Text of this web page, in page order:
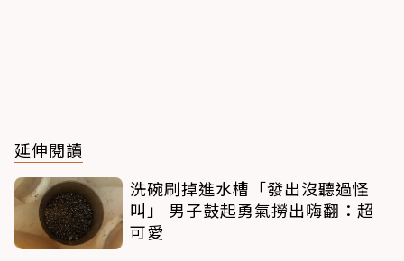
延伸閱讀
洗碗刷掉進水槽「發出沒聽過怪
叫」 男子鼓起勇氣撈出嗨翻：超
可愛